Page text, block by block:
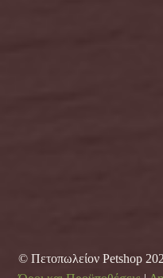
© Πετοπωλείον Petshop